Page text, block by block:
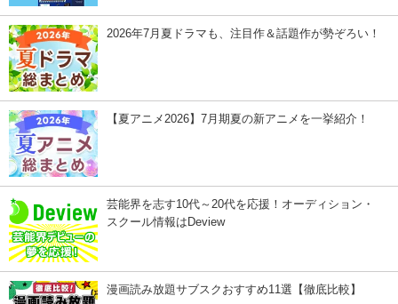
2026年7月夏ドラマも、注目作＆話題作が勢ぞろい！
【夏アニメ2026】7月期夏の新アニメを一挙紹介！
芸能界を志す10代～20代を応援！オーディション・
スクール情報はDeview
漫画読み放題サブスクおすすめ11選【徹底比較】